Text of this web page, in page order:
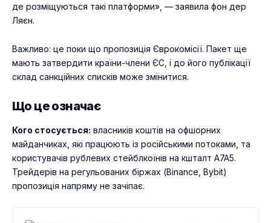
де розміщуються такі платформи», — заявила фон дер
Ляєн.
Важливо: це поки що пропозиція Єврокомісії. Пакет ще
мають затвердити країни-члени ЄС, і до його публікації
склад санкційних списків може змінитися.
Що це означає
Кого стосується: власників коштів на офшорних
майданчиках, які працюють із російськими потоками, та
користувачів рублевих стейблкоїнів на кшталт A7A5.
Трейдерів на регульованих біржах (Binance, Bybit)
пропозиція напряму не зачіпає.